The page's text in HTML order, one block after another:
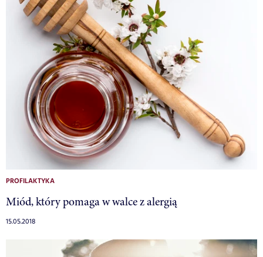
PROFILAKTYKA
Miód, który pomaga w walce z alergią
15.05.2018